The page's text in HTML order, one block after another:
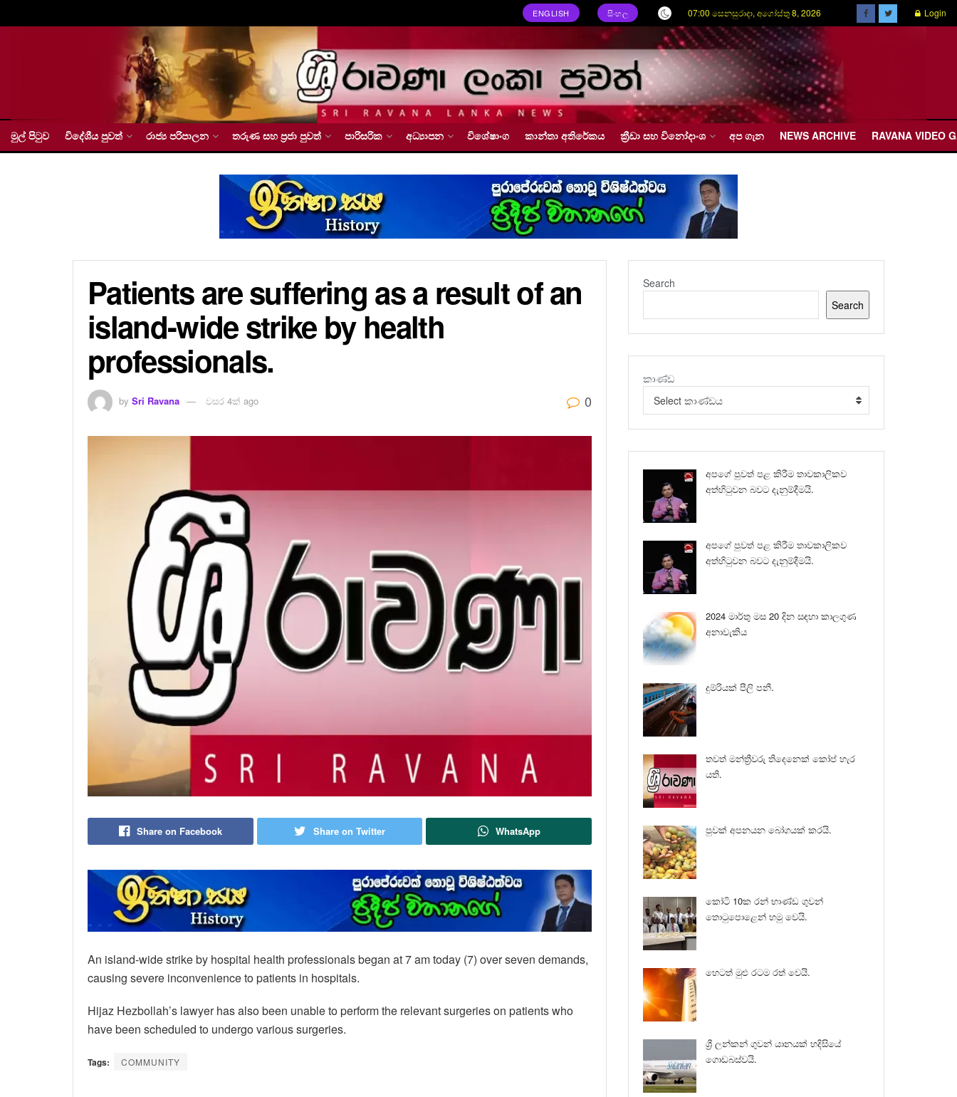
ENGLISH සිංහල 07:00 සෙනසුරාදා, අගෝස්තු 8, 2026 Login
මුල් පිටුව විදේශීය පුවත් රාජ්‍ය පරිපාලන තරුණ සහ ප්‍රජා පුවත් පාරිසරික අධ්‍යාපන විශේෂාංග කාන්තා අතිරේකය ක්‍රීඩා සහ විනෝදාංශ අප ගැන NEWS ARCHIVE RAVANA VIDEO
Patients are suffering as a result of an
island-wide strike by health
professionals.
by Sri Ravana වසර 4ක් ago 0
Share on Facebook Share on Twitter WhatsApp
An island-wide strike by hospital health professionals began at 7 am today (7) over seven demands,
causing severe inconvenience to patients in hospitals.
Hijaz Hezbollah’s lawyer has also been unable to perform the relevant surgeries on patients who
have been scheduled to undergo various surgeries.
Tags: COMMUNITY
Search
Search
කාණ්ඩ
Select කාණ්ඩය
අපගේ පුවත් පළ කිරීම තාවකාලිකව
අත්හිටුවන බවට දැනුම්දීමයි.
අපගේ පුවත් පළ කිරීම තාවකාලිකව
අත්හිටුවන බවට දැනුම්දීමයි.
2024 මාර්තු මස 20 දින සඳහා කාලගුණ
අනාවැකිය
දුම්රියක් පීලි පනී.
තවත් මන්ත්‍රීවරු තිදෙනෙක් කෝප් හැර
යති.
පුවක් අපනයන බෝගයක් කරයි.
කෝටි 10ක රන් භාණ්ඩ ගුවන්
තොටුපොළෙන් හමු වෙයි.
හෙටත් මුළු රටම රත් වෙයි.
ශ්‍රී ලන්කන් ගුවන් යානයක් හදිසියේ
ගොඩබස්වයි.